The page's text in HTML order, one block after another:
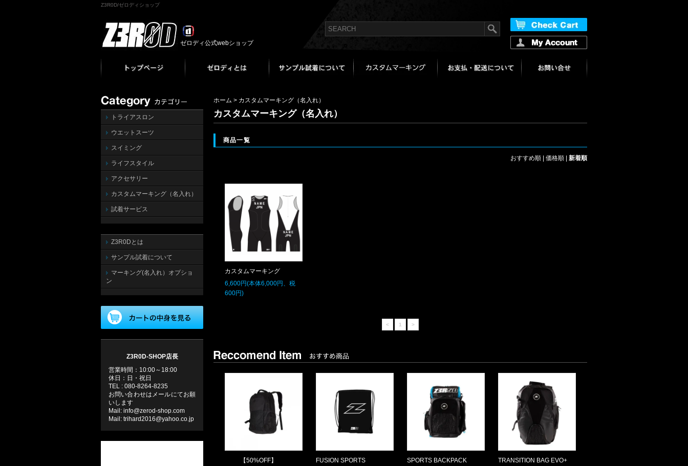
Z3R0D/ゼロディショップ
ゼロディ公式webショップ
トライアスロン
ウエットスーツ
スイミング
ライフスタイル
アクセサリー
カスタムマーキング（名入れ）
試着サービス
Z3R0Dとは
サンプル試着について
マーキング(名入れ）オプショ
ン
Z3R0D-SHOP店長
営業時間：10:00～18:00
休日：日・祝日
TEL : 080-8264-8235
お問い合わせはメールにてお願
いします
Mail: info@zerod-shop.com
Mail: trihard2016@yahoo.co.jp
ホーム > カスタムマーキング（名入れ）
カスタムマーキング（名入れ）
商品一覧
おすすめ順 価格順 新着順
カスタムマーキング
6,600円(本体6,000円、税
600円)
< 1 >
【50%OFF】
FUSION SPORTS
SPORTS BACKPACK
TRANSITION BAG EVO+